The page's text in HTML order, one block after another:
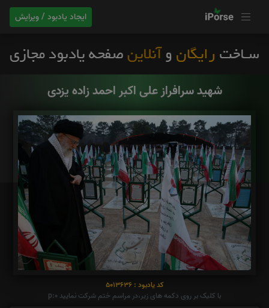
ایجاد یادبود / ویرایش
شهید سرافراز علی اکبر احمد زاده یزدی
کد یادبود : 5013636
با کلیک بر روی دکمه های زیر،در مراسم ختم شرکت نمایید p:0